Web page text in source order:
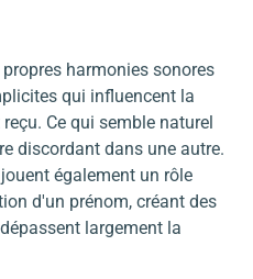
harmonies sonores
qui influencent la
Ce qui semble naturel
discordant dans une autre.
également un rôle
d'un prénom, créant des
largement la